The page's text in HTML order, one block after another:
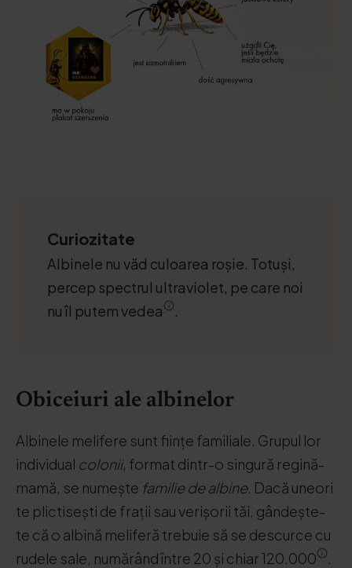
Curiozitate
Albinele nu văd culoarea roșie. Totuși,
percep spectrul ultraviolet, pe care noi
nu îl putem vedea
.
Obiceiuri ale albinelor
Albinele melifere sunt ființe familiale. Grupul lor
individual colonii, format dintr-o singură regină-
mamă, se numește familie de albine. Dacă uneori
te plictisești de frații sau verișorii tăi, gândește-
te că o albină meliferă trebuie să se descurce cu
rudele sale, numărând între 20 și chiar 120.000
.